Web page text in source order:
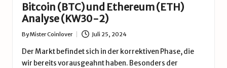
Bitcoin (BTC) und Ethereum (ETH)
Analyse (KW30-2)
Posted
by
ByMister Coinlover Juli 25, 2024
Der Markt befindet sich in der korrektiven Phase, die
wir bereits vorausgeahnt haben. Besonders der